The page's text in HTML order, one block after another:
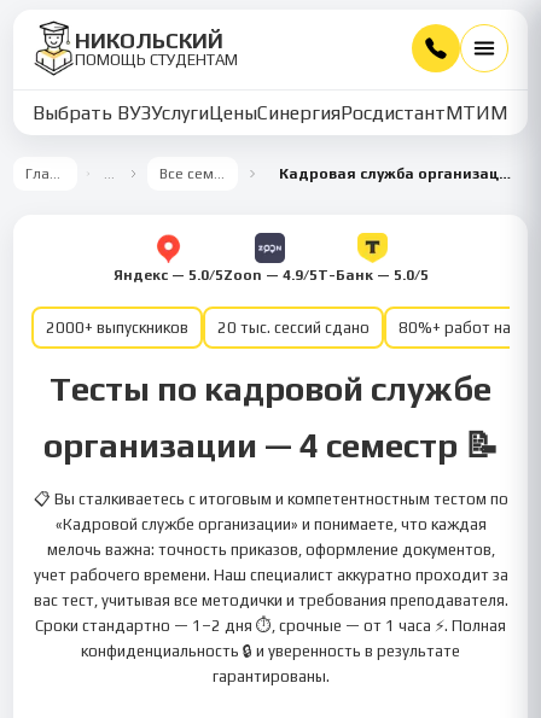
НИКОЛЬСКИЙ
ПОМОЩЬ СТУДЕНТАМ
Выбрать ВУЗУслугиЦеныСинергияРосдистантМТИММУ
Главная … Все семестры Кадровая служба организации 4 семестр
Яндекс — 5.0/5Zoon — 4.9/5Т-Банк — 5.0/5
2000+ выпускников 20 тыс. сессий сдано 80%+ работ на
Тесты по кадровой службе
организации — 4 семестр 📝
📋 Вы сталкиваетесь с итоговым и компетентностным тестом по
«Кадровой службе организации» и понимаете, что каждая
мелочь важна: точность приказов, оформление документов,
учет рабочего времени. Наш специалист аккуратно проходит за
вас тест, учитывая все методички и требования преподавателя.
Сроки стандартно — 1–2 дня ⏱, срочные — от 1 часа ⚡. Полная
конфиденциальность 🔒 и уверенность в результате
гарантированы.